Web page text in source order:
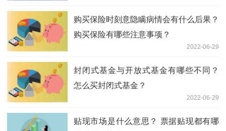
购买保险时刻意隐瞒病情会有什么后果？
购买保险有哪些注意事项？
2022-06-29
封闭式基金与开放式基金有哪些不同？
怎么买封闭式基金？
2022-06-29
贴现市场是什么意思？ 票据贴现都有哪